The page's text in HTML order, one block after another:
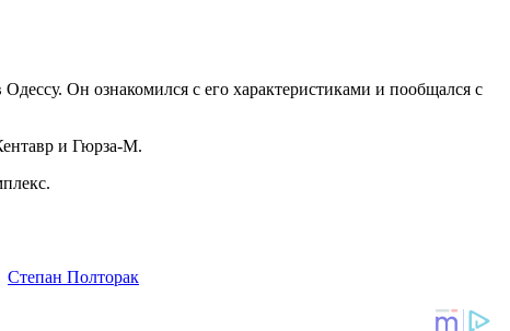
Он ознакомился с его характеристиками и пообщался с
и Гюрза-М.
Степан Полторак